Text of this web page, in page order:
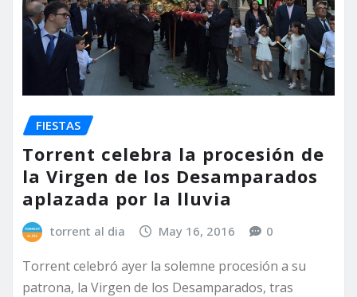
FIESTAS
Torrent celebra la procesión de
la Virgen de los Desamparados
aplazada por la lluvia
torrent al dia May 16, 2016 0
Torrent celebró ayer la solemne procesión a su
patrona, la Virgen de los Desamparados, tras